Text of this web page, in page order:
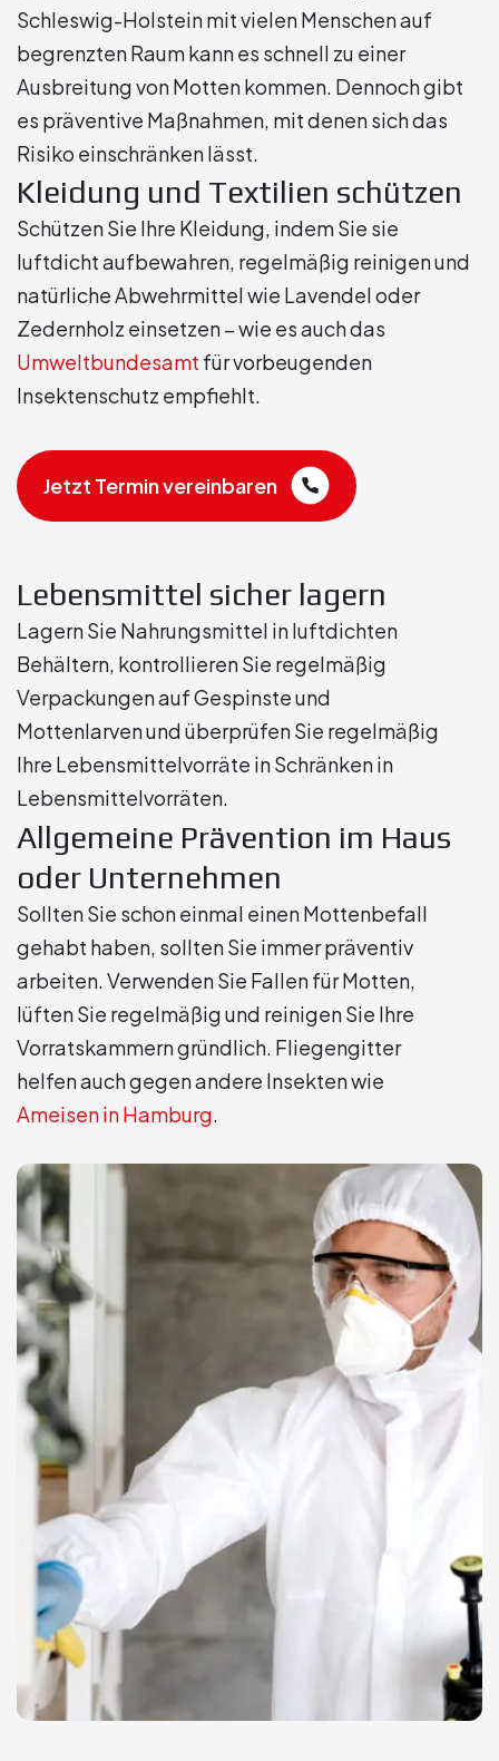
Schleswig-Holstein mit vielen Menschen auf
begrenzten Raum kann es schnell zu einer
Ausbreitung von Motten kommen. Dennoch gibt
es präventive Maßnahmen, mit denen sich das
Risiko einschränken lässt.
Kleidung und Textilien schützen
Schützen Sie Ihre Kleidung, indem Sie sie
luftdicht aufbewahren, regelmäßig reinigen und
natürliche Abwehrmittel wie Lavendel oder
Zedernholz einsetzen – wie es auch das
Umweltbundesamt für vorbeugenden
Insektenschutz empfiehlt.
Jetzt Termin vereinbaren
Lebensmittel sicher lagern
Lagern Sie Nahrungsmittel in luftdichten
Behältern, kontrollieren Sie regelmäßig
Verpackungen auf Gespinste und
Mottenlarven und überprüfen Sie regelmäßig
Ihre Lebensmittelvorräte in Schränken in
Lebensmittelvorräten.
Allgemeine Prävention im Haus
oder Unternehmen
Sollten Sie schon einmal einen Mottenbefall
gehabt haben, sollten Sie immer präventiv
arbeiten. Verwenden Sie Fallen für Motten,
lüften Sie regelmäßig und reinigen Sie Ihre
Vorratskammern gründlich. Fliegengitter
helfen auch gegen andere Insekten wie
Ameisen in Hamburg.